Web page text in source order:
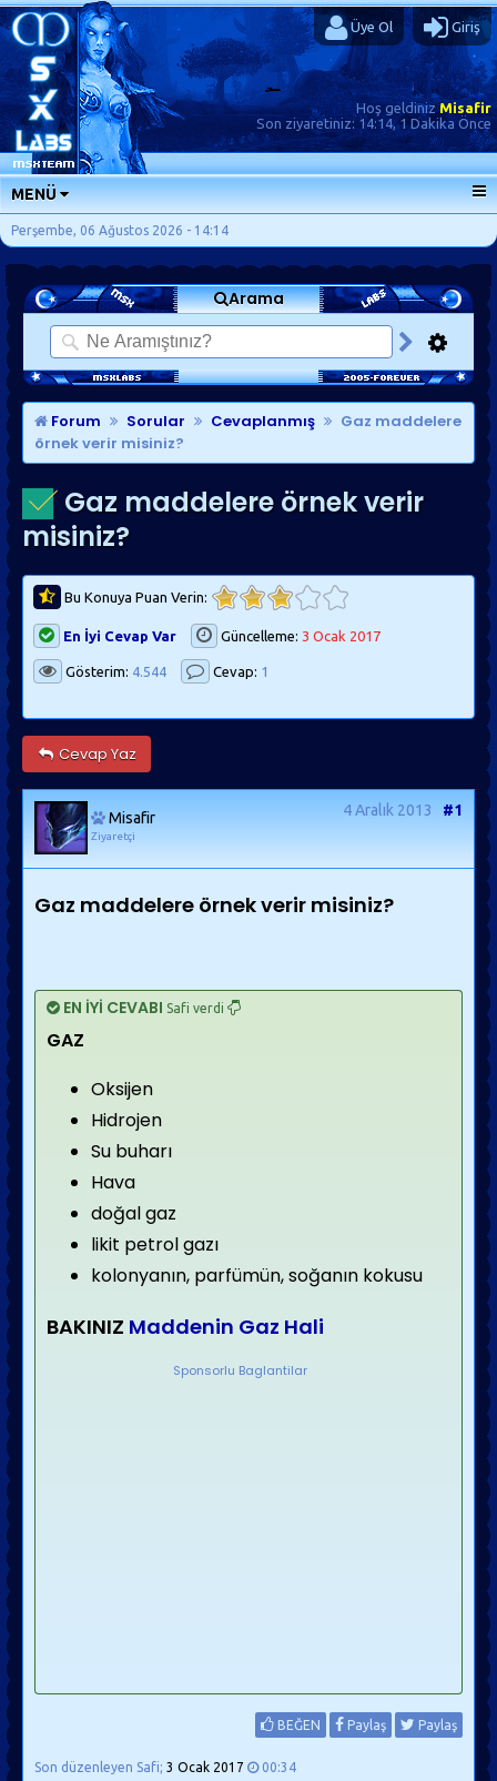
Üye Ol Giriş
Hoş geldinizMisafir
Son ziyaretiniz: 14:14, 1 Dakika Önce
MENÜ
ANA SAYFA
FORUMLAR
SORU-CEVAP
GÜNLÜKLER
SON MESAJLAR
KISAYOLLAR
Perşembe, 06 Ağustos 2026 - 14:14
Arama
Forum Sorular Cevaplanmış
Gaz maddelere
örnek verir misiniz?
Gaz maddelere örnek verir
misiniz?
Bu Konuya Puan Verin:
En İyi Cevap Var Güncelleme: 3 Ocak 2017
Gösterim: 4.544 Cevap: 1
Cevap Yaz
Misafir
Ziyaretçi
4 Aralık 2013 #1
Gaz maddelere örnek verir misiniz?
EN İYİ CEVABI Safi verdi
GAZ
Oksijen
Hidrojen
Su buharı
Hava
doğal gaz
likit petrol gazı
kolonyanın, parfümün, soğanın kokusu
BAKINIZ Maddenin Gaz Hali
Sponsorlu Baglantilar
BEĞEN Paylaş Paylaş
Son düzenleyen Safi; 3 Ocak 2017 00:34